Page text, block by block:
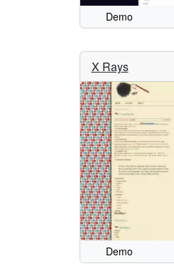
Demo
X Rays
Demo